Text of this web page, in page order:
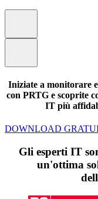
Iniziate a monitorare
con PRTG e scoprite
IT più
DOWNLOAD
Gli esperti IT
un'ottima